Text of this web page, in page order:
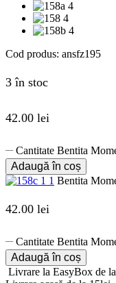
Cod produs: ansfz195
3 în stoc
42.00 lei
Cantitate Bentita
Adaugă în coș
Bentita
42.00 lei
Cantitate Bentita
Adaugă în coș
Livrare la EasyBox de la